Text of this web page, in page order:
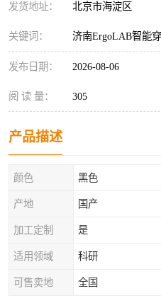
发货地址： 北京市海淀区
关键词： 济南ErgoLAB智能
发布日期： 2026-08-06
阅 读 量： 305
产品描述
颜色 黑色
产地 国产
加工定制 是
适用领域 科研
可售卖地 全国